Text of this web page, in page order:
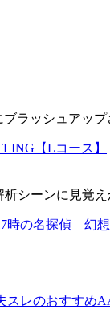
ブラッシュアッ
【Lコース】
シーンに見覚
の名探偵 幻想
レのおすすめ